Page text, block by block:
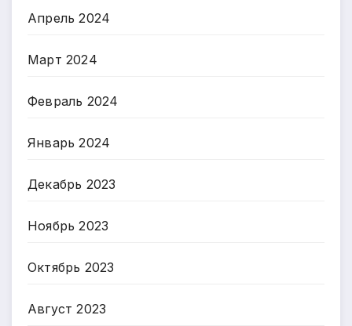
Апрель 2024
Март 2024
Февраль 2024
Январь 2024
Декабрь 2023
Ноябрь 2023
Октябрь 2023
Август 2023